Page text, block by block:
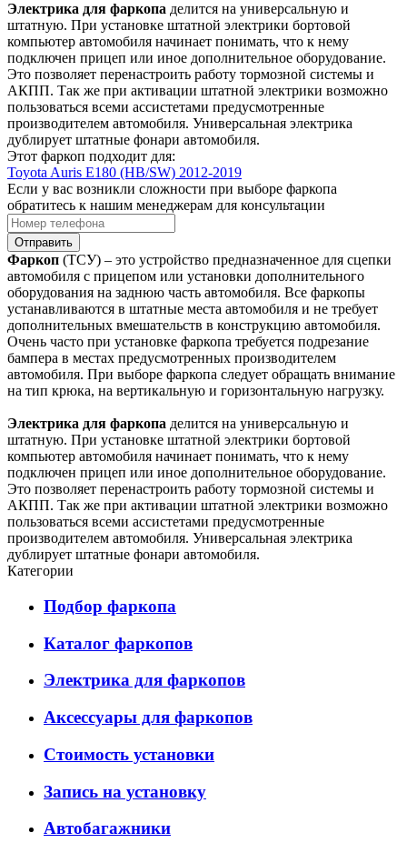
Электрика для фаркопа делится на универсальную и
штатную. При установке штатной электрики бортовой
компьютер автомобиля начинает понимать, что к нему
подключен прицеп или иное дополнительное оборудование.
Это позволяет перенастроить работу тормозной системы и
АКПП. Так же при активации штатной электрики возможно
пользоваться всеми ассистетами предусмотренные
производителем автомобиля. Универсальная электрика
дублирует штатные фонари автомобиля.
Этот фаркоп подходит для:
Toyota Auris E180 (HB/SW) 2012-2019
Если у вас возникли сложности при выборе фаркопа
обратитесь к нашим менеджерам для консультации
Отправить
Фаркоп (ТСУ) – это устройство предназначенное для сцепки
автомобиля с прицепом или установки дополнительного
оборудования на заднюю часть автомобиля. Все фаркопы
устанавливаются в штатные места автомобиля и не требует
дополнительных вмешательств в конструкцию автомобиля.
Очень часто при установке фаркопа требуется подрезание
бампера в местах предусмотренных производителем
автомобиля. При выборе фаркопа следует обращать внимание
на тип крюка, на вертикальную и горизонтальную нагрузку.
Электрика для фаркопа делится на универсальную и
штатную. При установке штатной электрики бортовой
компьютер автомобиля начинает понимать, что к нему
подключен прицеп или иное дополнительное оборудование.
Это позволяет перенастроить работу тормозной системы и
АКПП. Так же при активации штатной электрики возможно
пользоваться всеми ассистетами предусмотренные
производителем автомобиля. Универсальная электрика
дублирует штатные фонари автомобиля.
Категории
Подбор фаркопа
Каталог фаркопов
Электрика для фаркопов
Аксессуары для фаркопов
Стоимость установки
Запись на установку
Автобагажники